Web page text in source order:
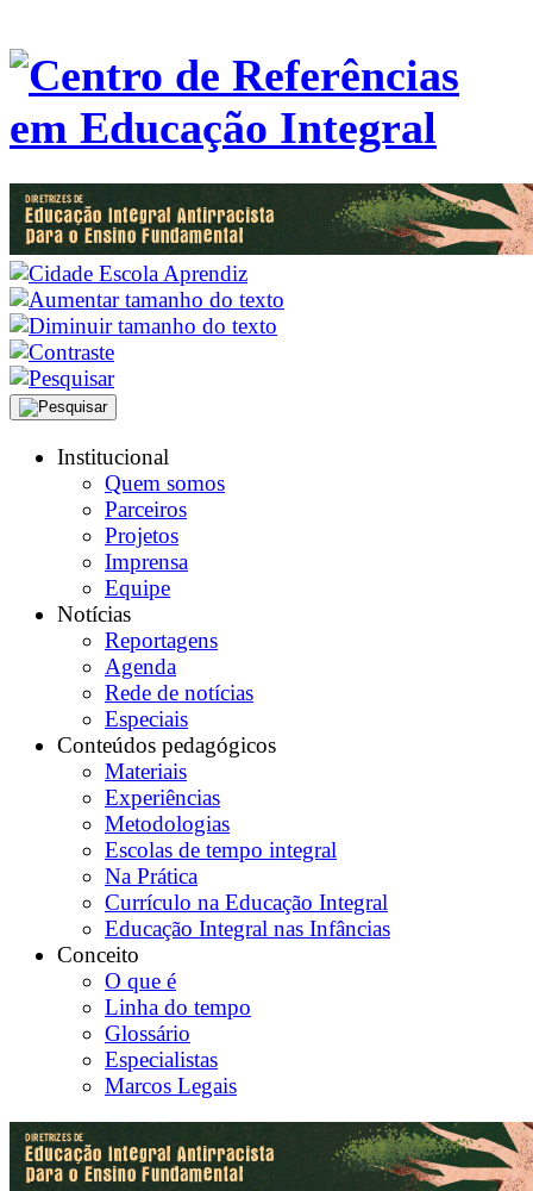
Institucional
Quem somos
Parceiros
Projetos
Imprensa
Equipe
Notícias
Reportagens
Agenda
Rede de notícias
Especiais
Conteúdos pedagógicos
Materiais
Experiências
Metodologias
Escolas de tempo integral
Na Prática
Currículo na Educação Integral
Educação Integral nas Infâncias
Conceito
O que é
Linha do tempo
Glossário
Especialistas
Marcos Legais